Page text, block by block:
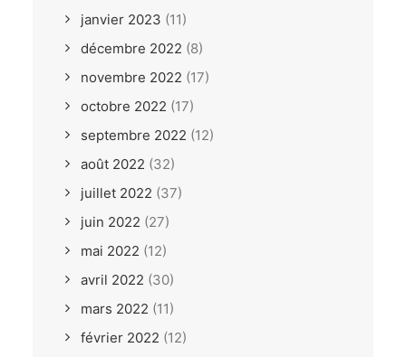
janvier 2023 (11)
décembre 2022 (8)
novembre 2022 (17)
octobre 2022 (17)
septembre 2022 (12)
août 2022 (32)
juillet 2022 (37)
juin 2022 (27)
mai 2022 (12)
avril 2022 (30)
mars 2022 (11)
février 2022 (12)